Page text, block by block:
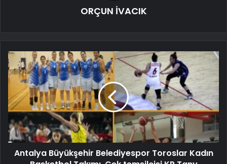
ORÇUN İVACIK
Antalya Büyükşehir Belediyespor Toroslar Kadın